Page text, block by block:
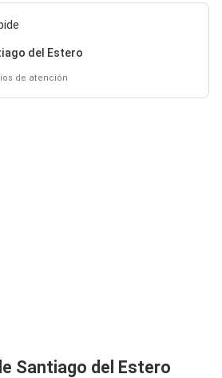
del Estero
de atención
Santiago del Estero